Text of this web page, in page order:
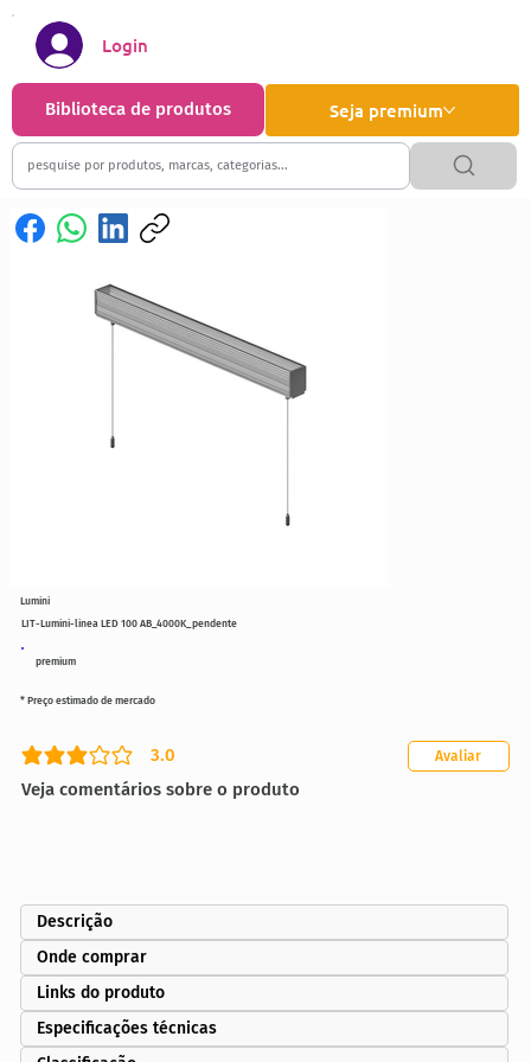
Seja premium
Biblioteca de produtos
Login
premium
LIT-Lumini-linea LED 100 AB_4000K_pendente
3.0
classificação média é 3 de 5
Veja comentários sobre o produto
Avaliar
* Preço estimado de mercado
Lumini
Descrição
Onde comprar
Links do produto
Especificações técnicas